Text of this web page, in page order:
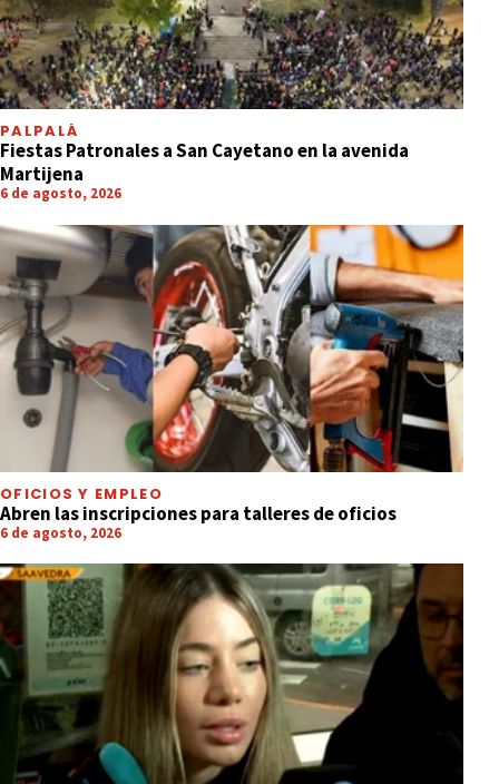
PALPALÁ
Fiestas Patronales a San Cayetano en la avenida
Martijena
6 de agosto, 2026
OFICIOS Y EMPLEO
Abren las inscripciones para talleres de oficios
6 de agosto, 2026